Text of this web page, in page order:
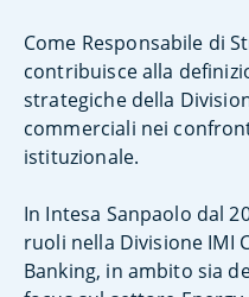
Come Responsabile di
contribuisce alla
strategiche della
commerciali nei
istituzionale.
In Intesa Sanpaolo dal
ruoli nella Divisione IMI
Banking, in ambito sia